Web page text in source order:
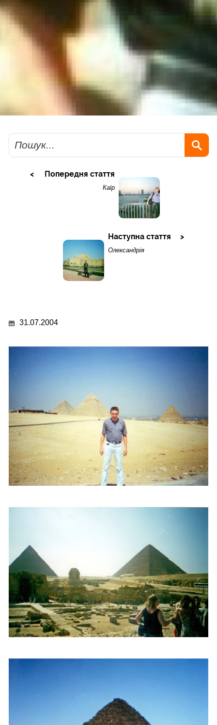
Пошук
Попередня стаття
Каїр
Наступна стаття
Олександрія
31.07.2004